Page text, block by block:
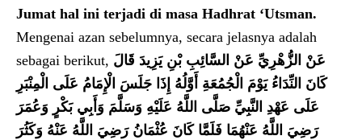
Jumat hal ini terjadi di masa Hadhrat ‘Utsman.
Mengenai azan sebelumnya, secara jelasnya adalah
sebagai berikut, عَنْ الزُّهْرِيِّ عَنْ السَّائِبِ بْنِ يَزِيدَ قَالَ
كَانَ النِّدَاءُ يَوْمَ الْجُمُعَةِ أَوَّلُهُ إِذَا جَلَسَ الْإِمَامُ عَلَى الْمِنْبَرِ
عَلَى عَهْدِ النَّبِيِّ صَلَّى اللَّهُ عَلَيْهِ وَسَلَّمَ وَأَبِي بَكْرٍ وَعُمَرَ
رَضِيَ اللَّهُ عَنْهُمَا فَلَمَّا كَانَ عُثْمَانُ رَضِيَ اللَّهُ عَنْهُ وَكَثُرَ